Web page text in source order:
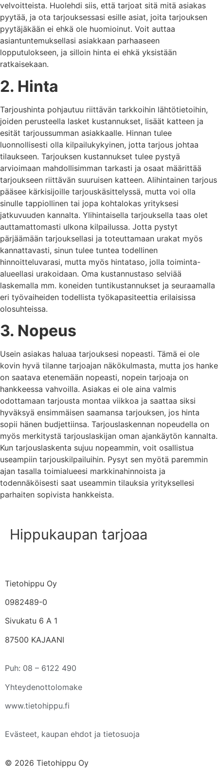
velvoitteista. Huolehdi siis, että tarjoat sitä mitä asiakas
pyytää, ja ota tarjouksessasi esille asiat, joita tarjouksen
pyytäjäkään ei ehkä ole huomioinut. Voit auttaa
asiantuntemuksellasi asiakkaan parhaaseen
lopputulokseen, ja silloin hinta ei ehkä yksistään
ratkaisekaan.
2. Hinta
Tarjoushinta pohjautuu riittävän tarkkoihin lähtötietoihin,
joiden perusteella lasket kustannukset, lisäät katteen ja
esität tarjoussumman asiakkaalle. Hinnan tulee
luonnollisesti olla kilpailukykyinen, jotta tarjous johtaa
tilaukseen. Tarjouksen kustannukset tulee pystyä
arvioimaan mahdollisimman tarkasti ja osaat määrittää
tarjoukseen riittävän suuruisen katteen. Alihintainen tarjous
pääsee kärkisijoille tarjouskäsittelyssä, mutta voi olla
sinulle tappiollinen tai jopa kohtalokas yrityksesi
jatkuvuuden kannalta. Ylihintaisella tarjouksella taas olet
auttamattomasti ulkona kilpailussa. Jotta pystyt
pärjäämään tarjouksellasi ja toteuttamaan urakat myös
kannattavasti, sinun tulee tuntea todellinen
hinnoitteluvarasi, mutta myös hintataso, jolla toiminta-
alueellasi urakoidaan. Oma kustannustaso selviää
laskemalla mm. koneiden tuntikustannukset ja seuraamalla
eri työvaiheiden todellista työkapasiteettia erilaisissa
olosuhteissa.
3. Nopeus
Usein asiakas haluaa tarjouksesi nopeasti. Tämä ei ole
kovin hyvä tilanne tarjoajan näkökulmasta, mutta jos hanke
on saatava etenemään nopeasti, nopein tarjoaja on
hankkeessa vahvoilla. Asiakas ei ole aina valmis
odottamaan tarjousta montaa viikkoa ja saattaa siksi
hyväksyä ensimmäisen saamansa tarjouksen, jos hinta
sopii hänen budjettiinsa. Tarjouslaskennan nopeudella on
myös merkitystä tarjouslaskijan oman ajankäytön kannalta.
Kun tarjouslaskenta sujuu nopeammin, voit osallistua
useampiin tarjouskilpailuihin. Pysyt sen myötä paremmin
ajan tasalla toimialueesi markkinahinnoista ja
todennäköisesti saat useammin tilauksia yrityksellesi
parhaiten sopivista hankkeista.
Hippukaupan tarjoaa
Tietohippu Oy
0982489-0
Sivukatu 6 A 1
87500 KAJAANI
Puh: 08 – 6122 490
Yhteydenottolomake
www.tietohippu.fi
Evästeet, kaupan ehdot ja tietosuoja
© 2026 Tietohippu Oy